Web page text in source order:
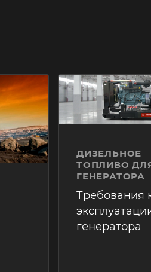
ДИЗЕЛЬНОЕ
ТОПЛИВО
ГЕНЕРАТОРА
Требования
генератора